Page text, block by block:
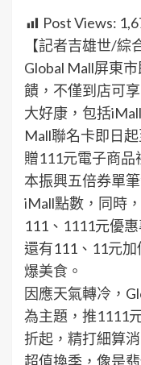
Post Views:
【記者吉雄世/綜
Global Mall屏東
饋，不僅到店可
大好康，包括
Mall聯名卡即日
贈111元電子商
本振興五倍券單
iMall點數，同時
111、1111元優
還有111、11元
爆美食。
因應天氣轉冷，
為主題，推1111
折起，精打細算
超值換季，像是